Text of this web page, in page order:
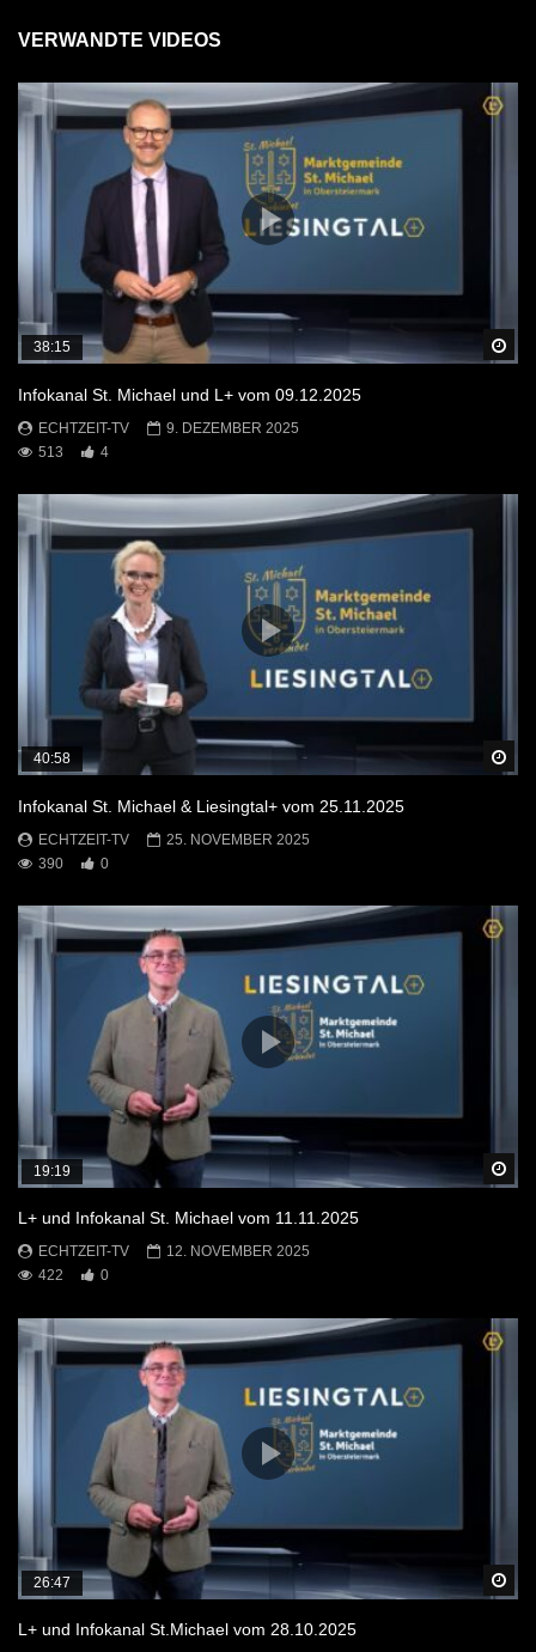
VERWANDTE VIDEOS
38:15
Infokanal St. Michael und L+ vom 09.12.2025
ECHTZEIT-TV
9. DEZEMBER 2025
513
4
40:58
Infokanal St. Michael & Liesingtal+ vom 25.11.2025
ECHTZEIT-TV
25. NOVEMBER 2025
390
0
19:19
L+ und Infokanal St. Michael vom 11.11.2025
ECHTZEIT-TV
12. NOVEMBER 2025
422
0
26:47
L+ und Infokanal St.Michael vom 28.10.2025